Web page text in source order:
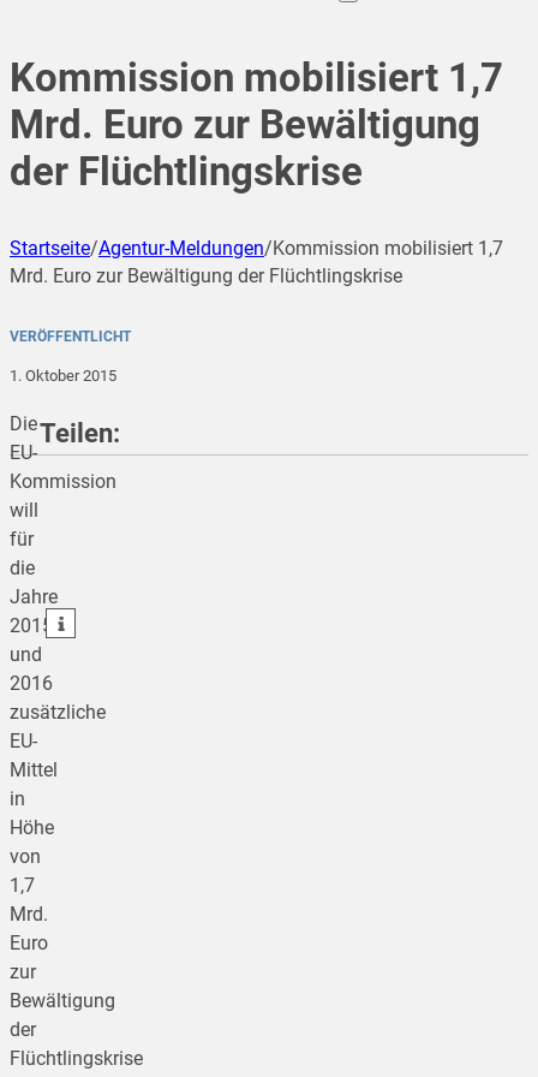
Kommission mobilisiert 1,7
Mrd. Euro zur Bewältigung
der Flüchtlingskrise
Startseite/Agentur-Meldungen/Kommission mobilisiert 1,7
Mrd. Euro zur Bewältigung der Flüchtlingskrise
VERÖFFENTLICHT
1. Oktober 2015
Die
EU-
Kommission
will
für
die
Jahre
2015
und
2016
zusätzliche
EU-
Mittel
in
Höhe
von
1,7
Mrd.
Euro
zur
Bewältigung
der
Flüchtlingskrise
Teilen:
teilen